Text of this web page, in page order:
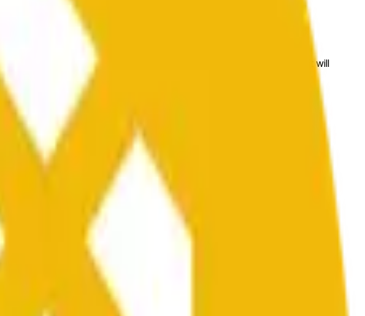
than or equal to the price at the beginning of that range. Otherwise, it will
available at
https://data.chain.link/streams/bnb-usd
to other sources or spot markets.